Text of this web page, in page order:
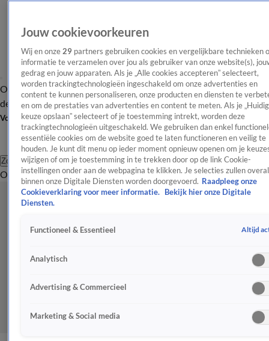
OverzichtAfleveringen Entertainment TV Algemeen
Tip
de redactieNieuwsbrief
Volg Shownieuws
Zoeken
OverzichtEntertainmentSpraakmakendRealityCrimeVideo's
Jouw cookievoorkeuren
Wij en onze 29 partners gebruiken cookies en vergelijkbare technieken
informatie te verzamelen over jou als gebruiker van onze website(s),
gedrag en jouw apparaten. Als je „Alle cookies accepteren” selecteert,
worden trackingtechnologieën ingeschakeld om onze advertenties en
content te kunnen personaliseren, onze producten en diensten te
en om de prestaties van advertenties en content te meten. Als je
keuze opslaan” selecteert of je toestemming intrekt, worden deze
trackingtechnologieën uitgeschakeld. We gebruiken dan enkel
essentiële cookies om de website goed te laten functioneren en veilig te
houden. Je kunt dit menu op ieder moment opnieuw openen om je
wijzigen of om je toestemming in te trekken door op de link Cookie-
instellingen onder aan de webpagina te klikken. Je selecties zullen overal
binnen onze Digitale Diensten worden doorgevoerd. Raadpleeg onze
Cookieverklaring voor meer informatie.
Bekijk hier onze Digitale
Diensten.
Functioneel & Essentieel Altijd
Analytisch
Advertising & Commercieel
Marketing & Social media